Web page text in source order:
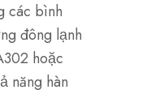
các bình
đông lạnh
hoặc
năng hàn